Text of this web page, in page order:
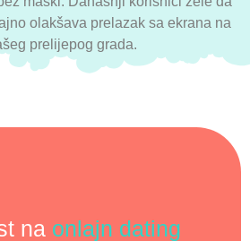
olakšava prelazak sa ekrana na
prelijepog grada.
na onlajn dating